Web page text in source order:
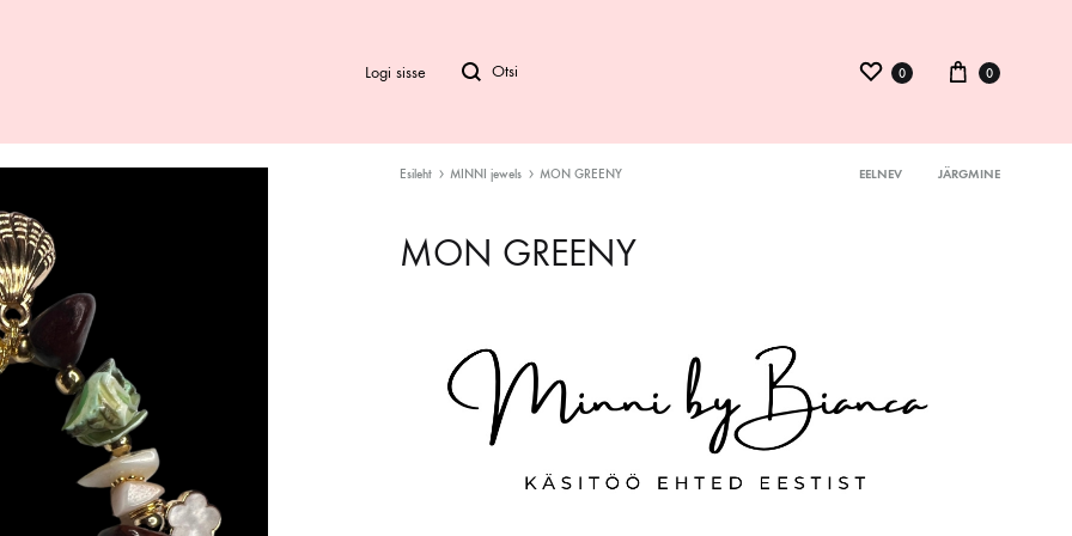
Logi sisse 0 0
Esileht MINNI jewels MON GREENY EELNEV JÄRGMINE
MON GREENY